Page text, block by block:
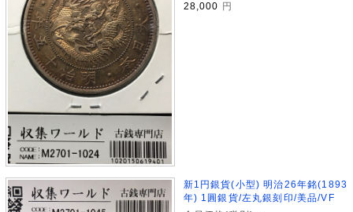
28,000
円
新1円銀貨(小型) 明治26年銘(1893
年) 1圓銀貨/左丸銀刻印/美品/VF